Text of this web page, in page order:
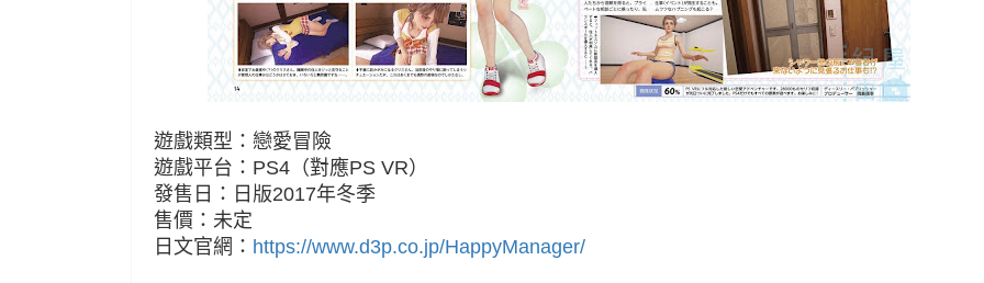
遊戲類型：戀愛冒險
遊戲平台：PS4（對應PS VR）
發售日：日版2017年冬季
售價：未定
日文官網： https://www.d3p.co.jp/HappyManager/